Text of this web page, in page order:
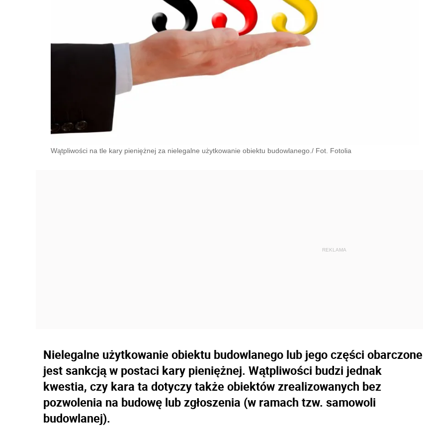
Wątpliwości na tle kary pieniężnej za nielegalne użytkowanie obiektu budowlanego./ Fot. Fotolia
Nielegalne użytkowanie obiektu budowlanego lub jego części obarczone
jest sankcją w postaci kary pieniężnej. Wątpliwości budzi jednak
kwestia, czy kara ta dotyczy także obiektów zrealizowanych bez
pozwolenia na budowę lub zgłoszenia (w ramach tzw. samowoli
budowlanej).